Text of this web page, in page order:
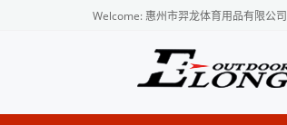
Welcome: 惠州市羿龙体育用品有限公司